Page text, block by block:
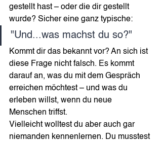
gestellt hast – oder die dir gestellt
wurde? Sicher eine ganz typische:
"Und...was machst du so?"
Kommt dir das bekannt vor? An sich ist
diese Frage nicht falsch. Es kommt
darauf an, was du mit dem Gespräch
erreichen möchtest – und was du
erleben willst, wenn du neue
Menschen triffst.
Vielleicht wolltest du aber auch gar
niemanden kennenlernen. Du musstest